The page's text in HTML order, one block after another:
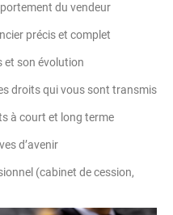
du vendeur
précis et complet
et son évolution
droits qui vous sont transmis
à court et long terme
d’avenir
(cabinet de cession,